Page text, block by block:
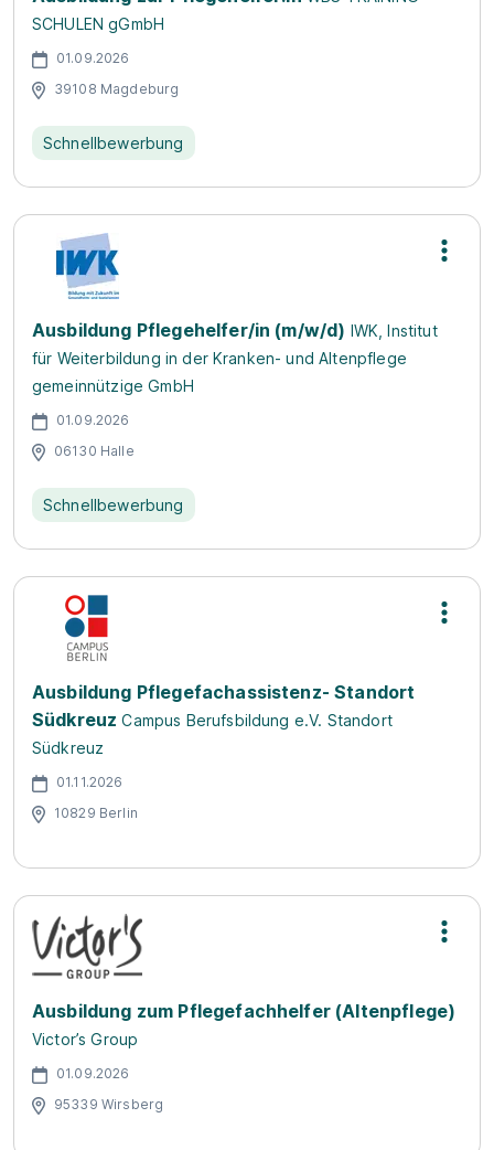
SCHULEN gGmbH
01.09.2026
39108 Magdeburg
Schnellbewerbung
Ausbildung Pflegehelfer/in (m/w/d) IWK, Institut
für Weiterbildung in der Kranken- und Altenpflege
gemeinnützige GmbH
01.09.2026
06130 Halle
Schnellbewerbung
Ausbildung Pflegefachassistenz- Standort
Südkreuz Campus Berufsbildung e.V. Standort
Südkreuz
01.11.2026
10829 Berlin
Ausbildung zum Pflegefachhelfer (Altenpflege)
Victor’s Group
01.09.2026
95339 Wirsberg